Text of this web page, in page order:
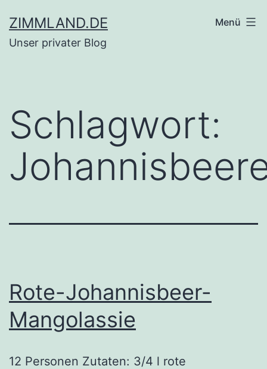
Inhalt
springen
ZIMMLAND.DE
Unser privater Blog
Menü
Schlagwort:
Rote-Johannisbeer-
Mangolassie
12 Personen Zutaten: 3/4 l rote